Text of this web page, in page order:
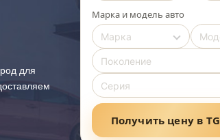
для
Марка и модель авто
Получить цену в